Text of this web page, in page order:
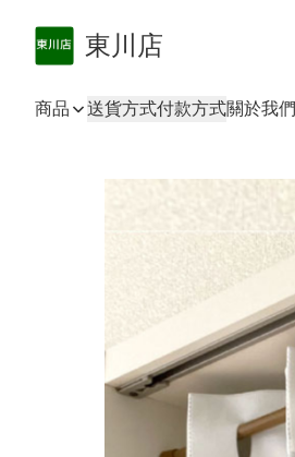
東川店
商品 送貨方式付款方式關於我們